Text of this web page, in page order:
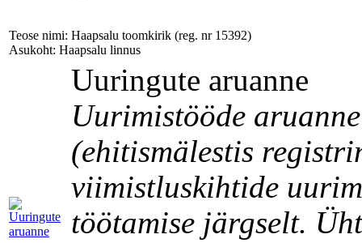
Teose nimi: Haapsalu toomkirik (reg. nr 15392)
Asukoht: Haapsalu linnus
Uuringute aruanne
Uurimistööde
(ehitismälestis
viimistluskihtide
töötamise järgselt.